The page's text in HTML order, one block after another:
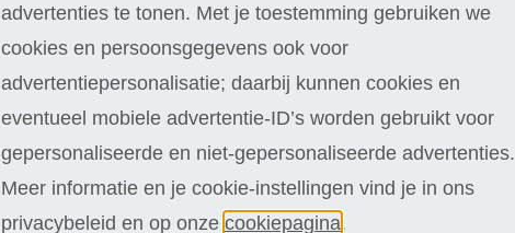
advertenties te tonen. Met je toestemming gebruiken we
cookies en persoonsgegevens ook voor
advertentiepersonalisatie; daarbij kunnen cookies en
eventueel mobiele advertentie-ID’s worden gebruikt voor
gepersonaliseerde en niet-gepersonaliseerde advertenties.
Meer informatie en je cookie-instellingen vind je in ons
privacybeleid en op onze cookiepagina .